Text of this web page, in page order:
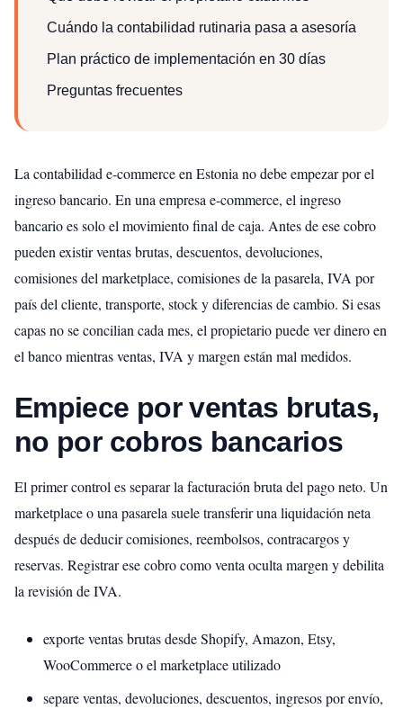
Cuándo la contabilidad rutinaria pasa a asesoría
Plan práctico de implementación en 30 días
Preguntas frecuentes
La contabilidad e-commerce en Estonia no debe empezar por el
ingreso bancario. En una empresa e-commerce, el ingreso
bancario es solo el movimiento final de caja. Antes de ese cobro
pueden existir ventas brutas, descuentos, devoluciones,
comisiones del marketplace, comisiones de la pasarela, IVA por
país del cliente, transporte, stock y diferencias de cambio. Si esas
capas no se concilian cada mes, el propietario puede ver dinero en
el banco mientras ventas, IVA y margen están mal medidos.
Empiece por ventas brutas,
no por cobros bancarios
El primer control es separar la facturación bruta del pago neto. Un
marketplace o una pasarela suele transferir una liquidación neta
después de deducir comisiones, reembolsos, contracargos y
reservas. Registrar ese cobro como venta oculta margen y debilita
la revisión de IVA.
exporte ventas brutas desde Shopify, Amazon, Etsy,
WooCommerce o el marketplace utilizado
separe ventas, devoluciones, descuentos, ingresos por envío,